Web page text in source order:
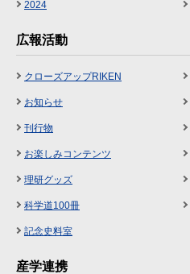
2024
広報活動
クローズアップRIKEN
お知らせ
刊行物
お楽しみコンテンツ
理研グッズ
科学道100冊
記念史料室
産学連携